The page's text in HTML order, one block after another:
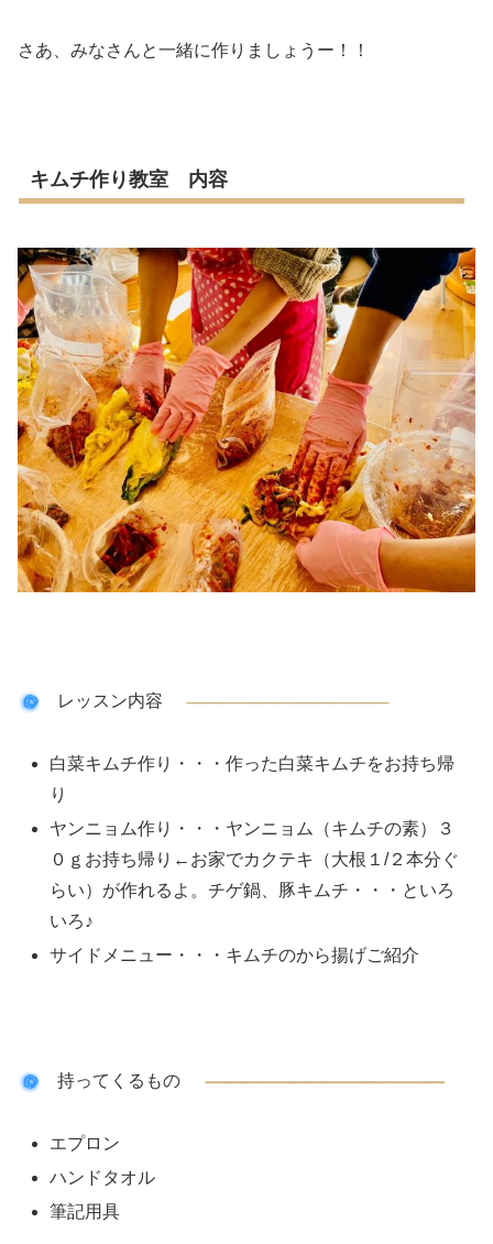
さあ、みなさんと一緒に作りましょうー！！
キムチ作り教室 内容
レッスン内容
白菜キムチ作り・・・作った白菜キムチをお持ち帰
り
ヤンニョム作り・・・ヤンニョム（キムチの素）３
０ｇお持ち帰り←お家でカクテキ（大根１/２本分ぐ
らい）が作れるよ。チゲ鍋、豚キムチ・・・といろ
いろ♪
サイドメニュー・・・キムチのから揚げご紹介
持ってくるもの
エプロン
ハンドタオル
筆記用具